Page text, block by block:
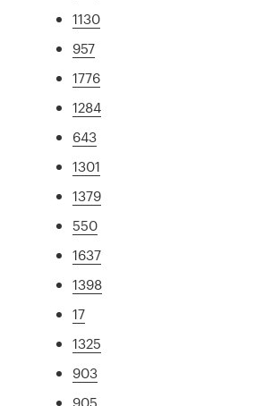
1130
957
1776
1284
643
1301
1379
550
1637
1398
17
1325
903
905